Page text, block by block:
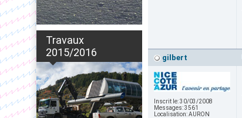
Travaux
2015/2016
gilbert
Inscrit le:30/03/2008
Messages:3561
Localisation:AURON